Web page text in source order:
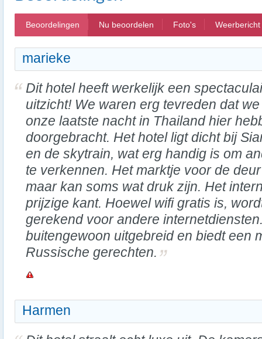
Beoordelingen Nu beoordelen Foto's Weerbericht
marieke
Dit hotel heeft werkelijk een
uitzicht! We waren erg tevreden dat we
onze laatste nacht in Thailand hier
doorgebracht. Het hotel ligt dicht bij
en de skytrain, wat erg handig is om
te verkennen. Het marktje voor de
maar kan soms wat druk zijn. Het
prijzige kant. Hoewel wifi gratis is,
gerekend voor andere
buitengewoon uitgebreid en biedt een
Russische gerechten.
Harmen